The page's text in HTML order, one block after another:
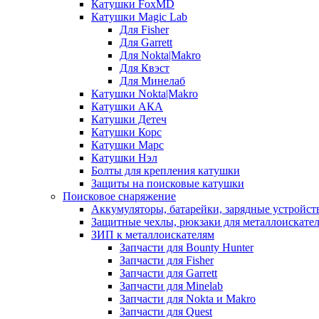
Катушки FoxMD
Катушки Magic Lab
Для Fisher
Для Garrett
Для Nokta|Makro
Для Квэст
Для Минелаб
Катушки Nokta|Makro
Катушки АКА
Катушки Детеч
Катушки Корс
Катушки Марс
Катушки Нэл
Болты для крепления катушки
Защиты на поисковые катушки
Поисковое снаряжение
Аккумуляторы, батарейки, зарядные
Защитные чехлы, рюкзаки для
ЗИП к металлоискателям
Запчасти для Bounty Hunter
Запчасти для Fisher
Запчасти для Garrett
Запчасти для Minelab
Запчасти для Nokta и Makro
Запчасти для Quest